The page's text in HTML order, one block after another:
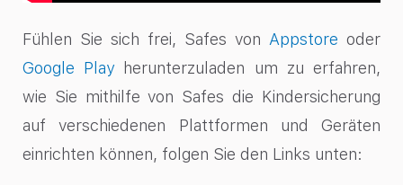
Fühlen Sie sich frei, Safes von Appstore oder
Google Playherunterzuladen um zu erfahren,
wie Sie mithilfe von Safes die Kindersicherung
auf verschiedenen Plattformen und Geräten
einrichten können, folgen Sie den Links unten: